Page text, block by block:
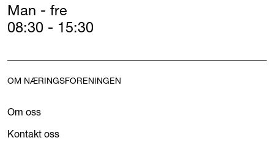
Man - fre
08:30 - 15:30
OM NÆRINGSFORENINGEN
Om oss
Kontakt oss